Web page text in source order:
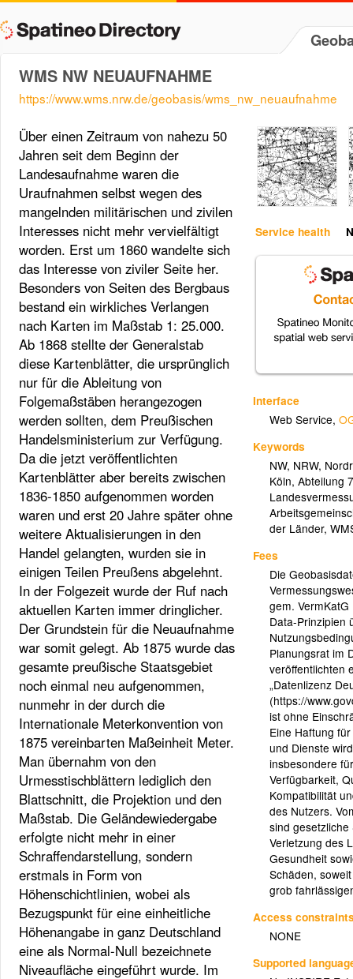
WMS NW NEUAUFNAHME
https://www.wms.nrw.de/geobasis/wms_nw_neuaufnahme
Service health
Interface
Web Service,
Keywords
NW, NRW,
Köln,Abteilung
der Länder,
Fees
Die
gem.
Data-Prinzipien
Planungsrat im
veröffentlichten
„Datenlizenz
(https://
ist ohne
Eine Haftung
und Dienste
insbesondere
Verfügbarkeit,
Kompatibilität
des Nutzers.
sind
Verletzung des
Gesundheit
Schäden,
grob
Access
NONE
Supported
Über einen Zeitraum von nahezu 50
Jahren seit dem Beginn der
Landesaufnahme waren die
Uraufnahmen selbst wegen des
mangelnden militärischen und zivilen
Interesses nicht mehr vervielfältigt
worden. Erst um 1860 wandelte sich
das Interesse von ziviler Seite her.
Besonders von Seiten des Bergbaus
bestand ein wirkliches Verlangen
nach Karten im Maßstab 1: 25.000.
Ab 1868 stellte der Generalstab
diese Kartenblätter, die ursprünglich
nur für die Ableitung von
Folgemaßstäben herangezogen
werden sollten, dem Preußischen
Handelsministerium zur Verfügung.
Da die jetzt veröffentlichten
Kartenblätter aber bereits zwischen
1836-1850 aufgenommen worden
waren und erst 20 Jahre später ohne
weitere Aktualisierungen in den
Handel gelangten, wurden sie in
einigen Teilen Preußens abgelehnt.
In der Folgezeit wurde der Ruf nach
aktuellen Karten immer dringlicher.
Der Grundstein für die Neuaufnahme
war somit gelegt. Ab 1875 wurde das
gesamte preußische Staatsgebiet
noch einmal neu aufgenommen,
nunmehr in der durch die
Internationale Meterkonvention von
1875 vereinbarten Maßeinheit Meter.
Man übernahm von den
Urmesstischblättern lediglich den
Blattschnitt, die Projektion und den
Maßstab. Die Geländewiedergabe
erfolgte nicht mehr in einer
Schraffendarstellung, sondern
erstmals in Form von
Höhenschichtlinien, wobei als
Bezugspunkt für eine einheitliche
Höhenangabe in ganz Deutschland
eine als Normal-Null bezeichnete
Niveaufläche eingeführt wurde. Im